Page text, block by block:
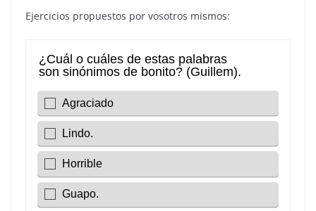
Ejercicios propuestos por vosotros mismos: